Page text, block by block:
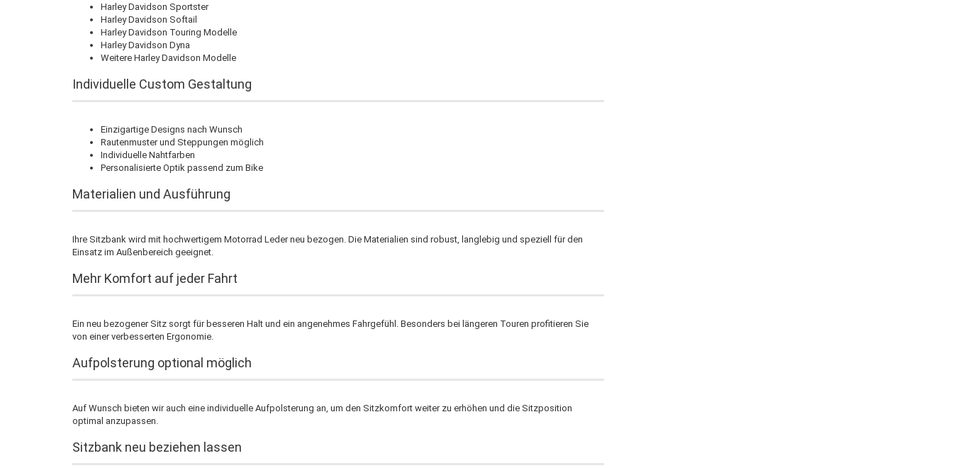
Harley Davidson Sportster
Harley Davidson Softail
Harley Davidson Touring Modelle
Harley Davidson Dyna
Weitere Harley Davidson Modelle
Individuelle Custom Gestaltung
Einzigartige Designs nach Wunsch
Rautenmuster und Steppungen möglich
Individuelle Nahtfarben
Personalisierte Optik passend zum Bike
Materialien und Ausführung
Ihre Sitzbank wird mit hochwertigem Motorrad Leder neu bezogen. Die Materialien sind robust, langlebig und speziell für den
Einsatz im Außenbereich geeignet.
Mehr Komfort auf jeder Fahrt
Ein neu bezogener Sitz sorgt für besseren Halt und ein angenehmes Fahrgefühl. Besonders bei längeren Touren profitieren Sie
von einer verbesserten Ergonomie.
Aufpolsterung optional möglich
Auf Wunsch bieten wir auch eine individuelle Aufpolsterung an, um den Sitzkomfort weiter zu erhöhen und die Sitzposition
optimal anzupassen.
Sitzbank neu beziehen lassen